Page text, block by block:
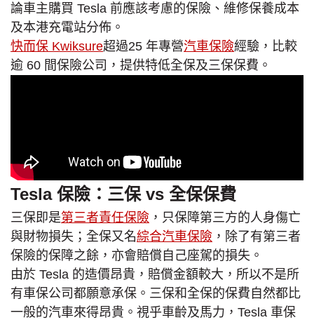
論車主購買 Tesla 前應該考慮的保險、維修保養成本
及本港充電站分佈。
快而保 Kwiksure超過25 年專營汽車保險經驗，比較
逾 60 間保險公司，提供特低全保及三保保費。
Tesla 保險：三保 vs 全保保費
三保即是第三者責任保險 ，只保障第三方的人身傷亡
與財物損失；全保又名綜合汽車保險 ，除了有第三者
保險的保障之餘，亦會賠償自己座駕的損失。
由於 Tesla 的造價昂貴，賠償金額較大，所以不是所
有車保公司都願意承保。三保和全保的保費自然都比
一般的汽車來得昂貴。視乎車齡及馬力，Tesla 車保